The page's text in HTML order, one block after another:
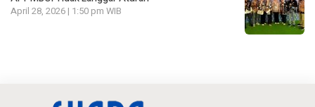
April 28, 2026 | 1:50 pm WIB